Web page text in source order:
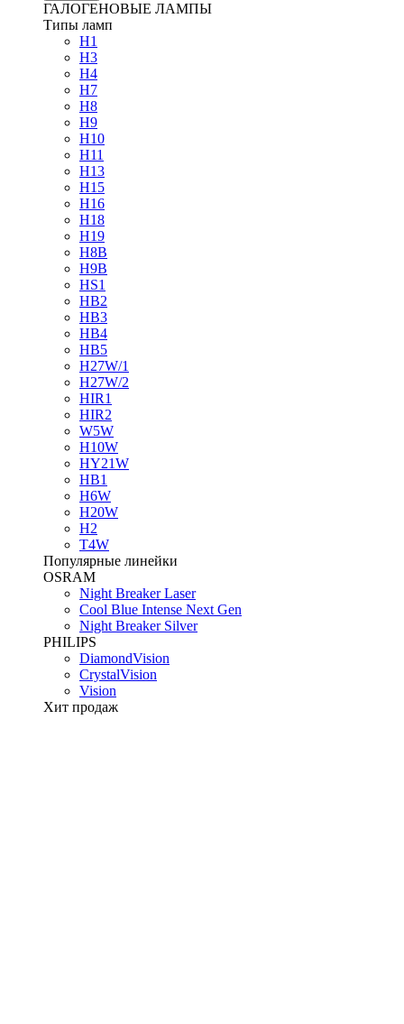
ГАЛОГЕНОВЫЕ ЛАМПЫ
Типы ламп
H1
H3
H4
H7
H8
H9
H10
H11
H13
H15
H16
H18
H19
H8B
H9B
HS1
HB2
HB3
HB4
HB5
H27W/1
H27W/2
HIR1
HIR2
W5W
H10W
HY21W
HB1
H6W
H20W
H2
T4W
Популярные линейки
OSRAM
Night Breaker Laser
Cool Blue Intense Next Gen
Night Breaker Silver
PHILIPS
DiamondVision
CrystalVision
Vision
Хит продаж